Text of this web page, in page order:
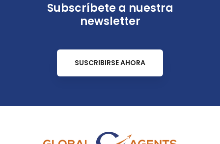
Subscríbete a nuestra
newsletter
SUSCRIBIRSE AHORA